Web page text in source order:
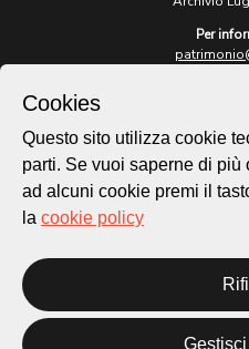
Per
Cookies
Questo sito utilizza cookie
parti. Se vuoi saperne di
ad alcuni cookie premi il
la cookie policy